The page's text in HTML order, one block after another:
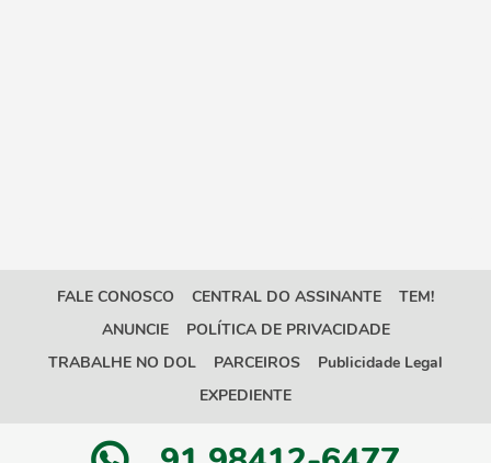
FALE CONOSCO CENTRAL DO ASSINANTE
TEM!
ANUNCIE
POLÍTICA DE PRIVACIDADE
TRABALHE NO DOL
PARCEIROS
Publicidade Legal
EXPEDIENTE